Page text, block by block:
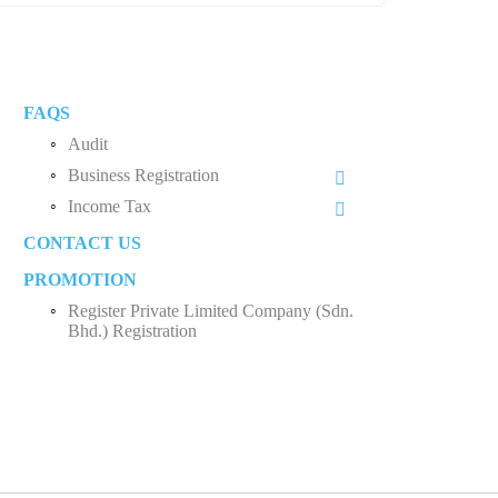
FAQS
Audit
Business Registration
Private Limited Company (Sdn. Bhd.)
Sole Proprietorship
Partnership
Limited Company (Sdn. Bhd.)
Income Tax
Business Income
Employee Income Tax
CONTACT US
PROMOTION
Register Private Limited Company (Sdn.
Bhd.) Registration